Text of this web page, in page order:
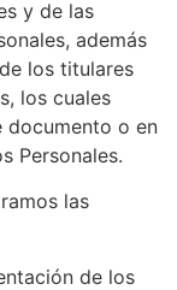
y de las
además
los titulares
los cuales
documento o en
Personales.
las
de los